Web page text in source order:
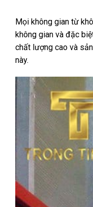
Mọi không gian từ
không gian và đặc
chất lượng cao và
này.